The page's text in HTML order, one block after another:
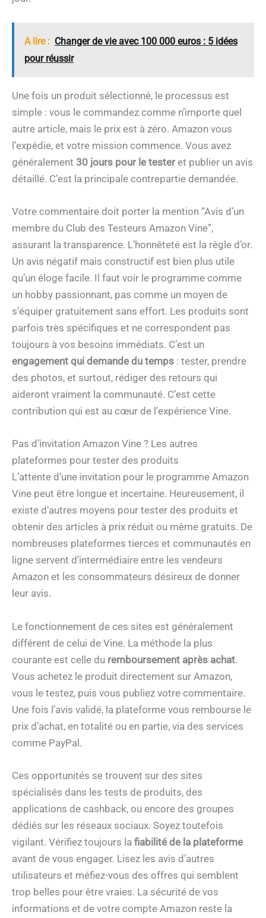
A lire : Changer de vie avec 100 000 euros : 5 idées
pour réussir
Une fois un produit sélectionné, le processus est
simple : vous le commandez comme n’importe quel
autre article, mais le prix est à zéro. Amazon vous
l’expédie, et votre mission commence. Vous avez
généralement 30 jours pour le testeret publier un avis
détaillé. C’est la principale contrepartie demandée.
Votre commentaire doit porter la mention “Avis d’un
membre du Club des Testeurs Amazon Vine”,
assurant la transparence. L’honnêteté est la règle d’or.
Un avis négatif mais constructif est bien plus utile
qu’un éloge facile. Il faut voir le programme comme
un hobby passionnant, pas comme un moyen de
s’équiper gratuitement sans effort. Les produits sont
parfois très spécifiques et ne correspondent pas
toujours à vos besoins immédiats. C’est un
engagement qui demande du temps : tester, prendre
des photos, et surtout, rédiger des retours qui
aideront vraiment la communauté. C’est cette
contribution qui est au cœur de l’expérience Vine.
Pas d’invitation Amazon Vine ? Les autres
plateformes pour tester des produits
L’attente d’une invitation pour le programme Amazon
Vine peut être longue et incertaine. Heureusement, il
existe d’autres moyens pour tester des produits et
obtenir des articles à prix réduit ou même gratuits. De
nombreuses plateformes tierces et communautés en
ligne servent d’intermédiaire entre les vendeurs
Amazon et les consommateurs désireux de donner
leur avis.
Le fonctionnement de ces sites est généralement
différent de celui de Vine. La méthode la plus
courante est celle du remboursement après achat.
Vous achetez le produit directement sur Amazon,
vous le testez, puis vous publiez votre commentaire.
Une fois l’avis validé, la plateforme vous rembourse le
prix d’achat, en totalité ou en partie, via des services
comme PayPal.
Ces opportunités se trouvent sur des sites
spécialisés dans les tests de produits, des
applications de cashback, ou encore des groupes
dédiés sur les réseaux sociaux. Soyez toutefois
vigilant. Vérifiez toujours la fiabilité de la plateforme
avant de vous engager. Lisez les avis d’autres
utilisateurs et méfiez-vous des offres qui semblent
trop belles pour être vraies. La sécurité de vos
informations et de votre compte Amazon reste la